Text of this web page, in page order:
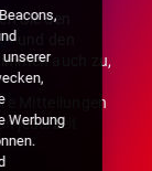
Sie den
und den
auch zu,
Mitteilungen
jederzeit
Werbung